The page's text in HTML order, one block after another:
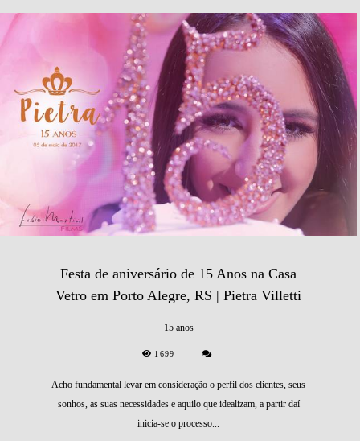
Festa de aniversário de 15 Anos na Casa
Vetro em Porto Alegre, RS | Pietra Villetti
15 anos
1699
Acho fundamental levar em consideração o perfil dos clientes, seus
sonhos, as suas necessidades e aquilo que idealizam, a partir daí
inicia-se o processo...